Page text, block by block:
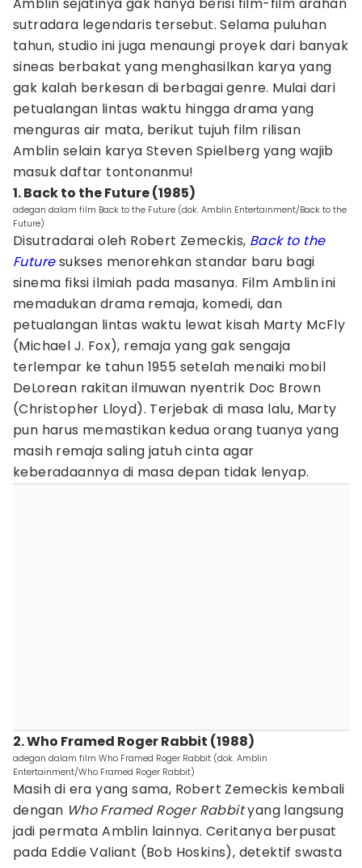
sutradara legendaris tersebut. Selama puluhan
tahun, studio ini juga menaungi proyek dari banyak
sineas berbakat yang menghasilkan karya yang
gak kalah berkesan di berbagai genre. Mulai dari
petualangan lintas waktu hingga drama yang
menguras air mata, berikut tujuh film rilisan
Amblin selain karya Steven Spielberg yang wajib
masuk daftar tontonanmu!
1. Back to the Future (1985)
adegan dalam film Back to the Future (dok. Amblin Entertainment/Back to the
Future)
Disutradarai oleh Robert Zemeckis, Back to the
Futuresukses menorehkan standar baru bagi
sinema fiksi ilmiah pada masanya. Film Amblin ini
memadukan drama remaja, komedi, dan
petualangan lintas waktu lewat kisah Marty McFly
(Michael J. Fox), remaja yang gak sengaja
terlempar ke tahun 1955 setelah menaiki mobil
DeLorean rakitan ilmuwan nyentrik Doc Brown
(Christopher Lloyd). Terjebak di masa lalu, Marty
pun harus memastikan kedua orang tuanya yang
masih remaja saling jatuh cinta agar
keberadaannya di masa depan tidak lenyap.
2. Who Framed Roger Rabbit (1988)
adegan dalam film Who Framed Roger Rabbit (dok. Amblin
Entertainment/Who Framed Roger Rabbit)
Masih di era yang sama, Robert Zemeckis kembali
dengan Who Framed Roger Rabbityang langsung
jadi permata Amblin lainnya. Ceritanya berpusat
pada Eddie Valiant (Bob Hoskins), detektif swasta